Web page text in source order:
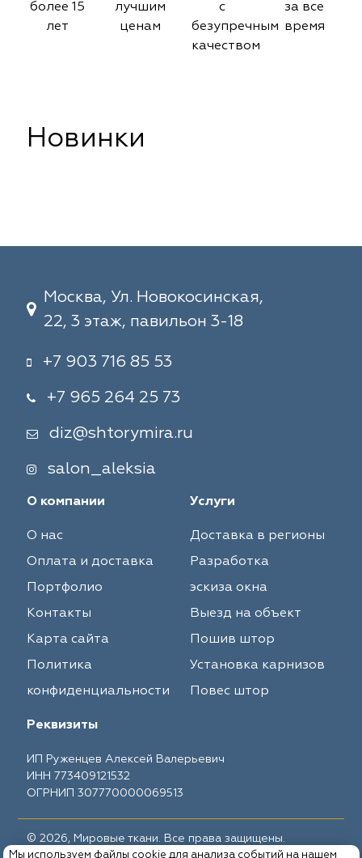
Мы используем файлы cookie для анализа событий на нашем
более 15
лет
лучшим
ценам
с
безупречным
качеством
за все
время
Новинки
Москва, Ул. Новокосинская,
22, 3 этаж, павильон 3-18
+7 903 716 85 53
+7 965 264 25 73
diz@shtorymira.ru
salon_aleksia
О компании
О нас
Оплата и доставка
Портфолио
Контакты
Карта сайта
Политика
конфиденциальности
Услуги
Доставка в регионы
Разработка
эскиза окна
Выезд на объект
Пошив штор
Установка карнизов
Повес штор
Реквизиты
ИП Руженцев Алексей Валерьевич
ИНН 773409121532
ОГРНИП 307770000069513
© 2026, Мировые ткани. Все права защищены.